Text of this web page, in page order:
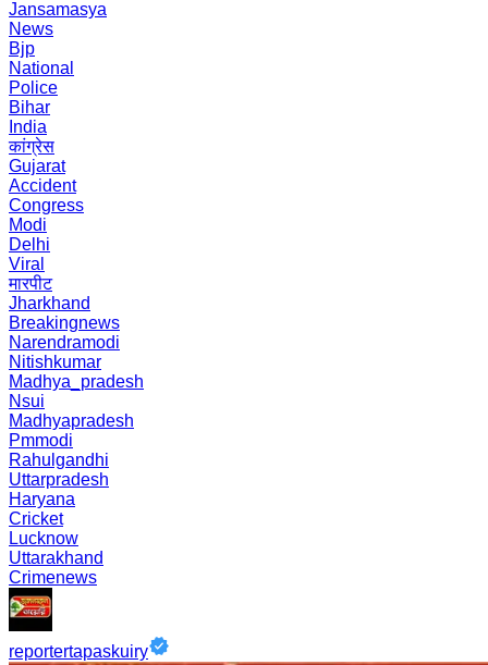
Jansamasya
News
Bjp
National
Police
Bihar
India
कांग्रेस
Gujarat
Accident
Congress
Modi
Delhi
Viral
मारपीट
Jharkhand
Breakingnews
Narendramodi
Nitishkumar
Madhya_pradesh
Nsui
Madhyapradesh
Pmmodi
Rahulgandhi
Uttarpradesh
Haryana
Cricket
Lucknow
Uttarakhand
Crimenews
reportertapaskuiry